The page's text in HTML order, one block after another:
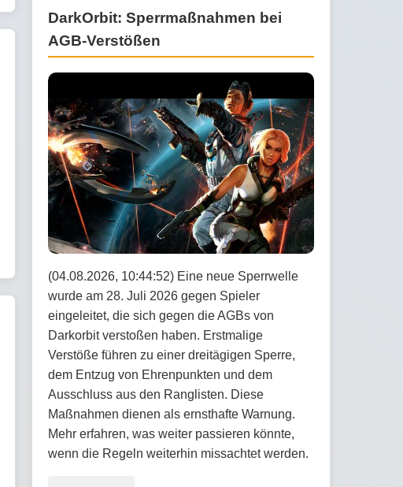
DarkOrbit: Sperrmaßnahmen bei
AGB-Verstößen
(04.08.2026, 10:44:52) Eine neue Sperrwelle
wurde am 28. Juli 2026 gegen Spieler
eingeleitet, die sich gegen die AGBs von
Darkorbit verstoßen haben. Erstmalige
Verstöße führen zu einer dreitägigen Sperre,
dem Entzug von Ehrenpunkten und dem
Ausschluss aus den Ranglisten. Diese
Maßnahmen dienen als ernsthafte Warnung.
Mehr erfahren, was weiter passieren könnte,
wenn die Regeln weiterhin missachtet werden.